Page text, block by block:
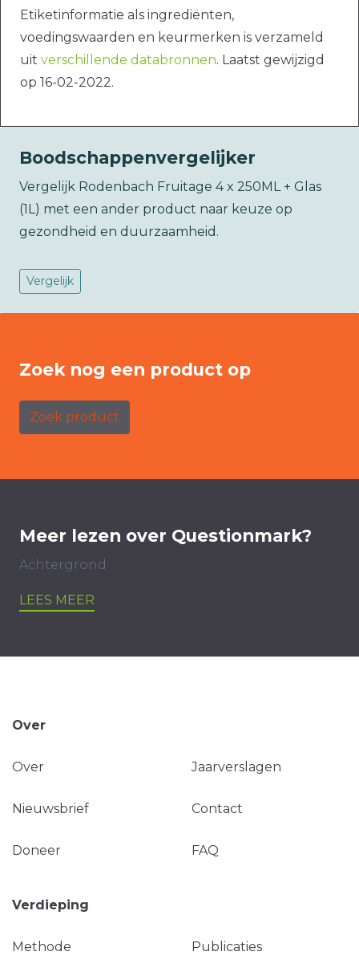
Etiketinformatie als ingrediënten,
voedingswaarden en keurmerken is verzameld
uit verschillende databronnen. Laatst gewijzigd
op 16-02-2022.
Boodschappenvergelijker
Vergelijk Rodenbach Fruitage 4 x 250ML + Glas
(1L) met een ander product naar keuze op
gezondheid en duurzaamheid.
Vergelijk
Zoek nog een product op
Zoek product
Meer lezen over Questionmark?
Achtergrond
LEES MEER
Over
Over Jaarverslagen
Nieuwsbrief Contact
Doneer FAQ
Verdieping
Methode Publicaties